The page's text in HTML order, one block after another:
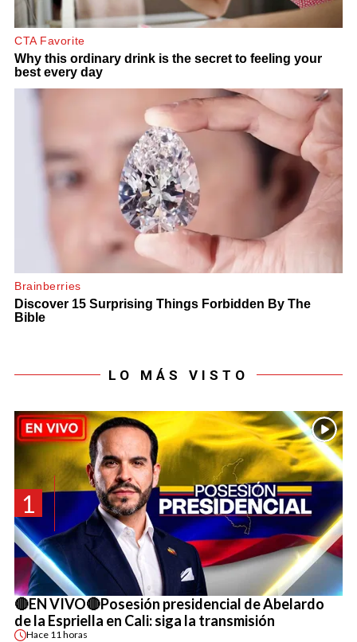
LO MÁS VISTO
1
🔴EN VIVO🔴Posesión presidencial de Abelardo
de la Espriella en Cali: siga la transmisión
Hace 11 horas